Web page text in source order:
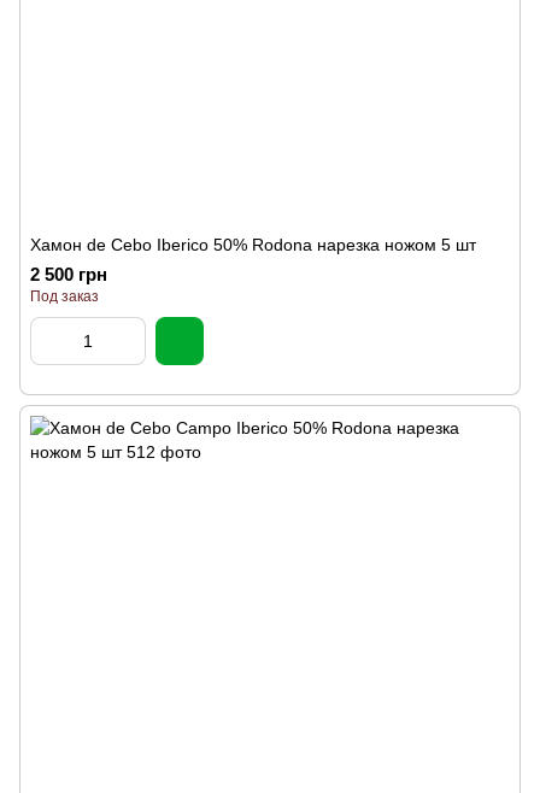
Хамон de Cebo Iberico 50% Rodona нарезка ножом 5 шт
2 500 грн
Под заказ